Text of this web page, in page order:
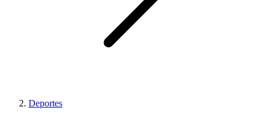
Deportes